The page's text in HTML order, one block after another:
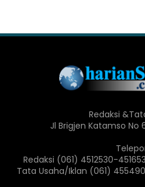
Redaksi
Jl Brigjen Katamso No
Redaksi (061) 4512530-
Tata Usaha/Iklan (061)